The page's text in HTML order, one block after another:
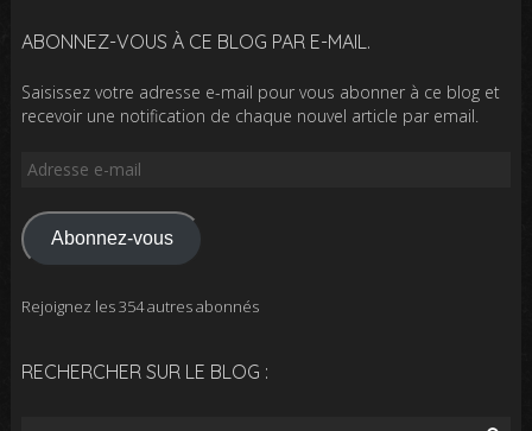
ABONNEZ-VOUS À CE BLOG PAR E-MAIL.
Saisissez votre adresse e-mail pour vous abonner à ce blog et
recevoir une notification de chaque nouvel article par email.
Adresse
mail
Abonnez-vous
Rejoignez les 354 autres abonnés
RECHERCHER SUR LE BLOG :